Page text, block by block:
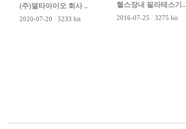
(주)델타아이오 회사 ..
2020-07-20 / 5233 hit
헬스장내 필라테스기..
2016-07-25 / 3275 hit